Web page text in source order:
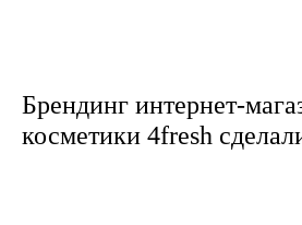
Брендинг интернет-
косметики 4fresh